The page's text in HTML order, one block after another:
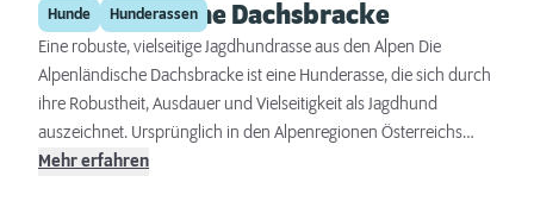
Hunde Hunderassen
Alpenländische Dachsbracke
Eine robuste, vielseitige Jagdhundrasse aus den Alpen Die
Alpenländische Dachsbracke ist eine Hunderasse, die sich durch
ihre Robustheit, Ausdauer und Vielseitigkeit als Jagdhund
auszeichnet. Ursprünglich in den Alpenregionen Österreichs
gezüchtet, ist dieser Hund besonders für die Arbeit in
Mehr erfahren